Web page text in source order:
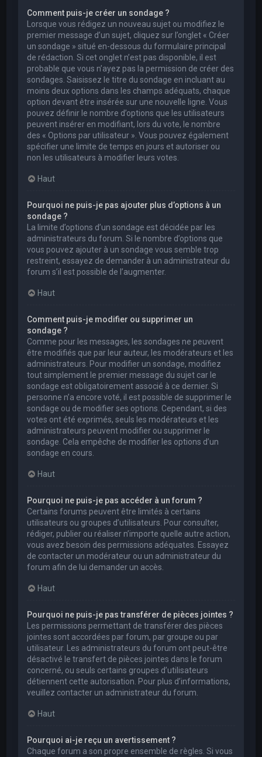
Comment puis-je créer un sondage ?
Lorsque vous rédigez un nouveau sujet ou modifiez le
premier message d’un sujet, cliquez sur l’onglet « Créer
un sondage » situé en-dessous du formulaire principal
de rédaction. Si cet onglet n’est pas disponible, il est
probable que vous n’ayez pas la permission de créer des
sondages. Saisissez le titre du sondage en incluant au
moins deux options dans les champs adéquats, chaque
option devant être insérée sur une nouvelle ligne. Vous
pouvez définir le nombre d’options que les utilisateurs
peuvent insérer en modifiant, lors du vote, le nombre
des « Options par utilisateur ». Vous pouvez également
spécifier une limite de temps en jours et autoriser ou
non les utilisateurs à modifier leurs votes.
Haut
Pourquoi ne puis-je pas ajouter plus d’options à un
sondage ?
La limite d’options d’un sondage est décidée par les
administrateurs du forum. Si le nombre d’options que
vous pouvez ajouter à un sondage vous semble trop
restreint, essayez de demander à un administrateur du
forum s’il est possible de l’augmenter.
Haut
Comment puis-je modifier ou supprimer un
sondage ?
Comme pour les messages, les sondages ne peuvent
être modifiés que par leur auteur, les modérateurs et les
administrateurs. Pour modifier un sondage, modifiez
tout simplement le premier message du sujet car le
sondage est obligatoirement associé à ce dernier. Si
personne n’a encore voté, il est possible de supprimer le
sondage ou de modifier ses options. Cependant, si des
votes ont été exprimés, seuls les modérateurs et les
administrateurs peuvent modifier ou supprimer le
sondage. Cela empêche de modifier les options d’un
sondage en cours.
Haut
Pourquoi ne puis-je pas accéder à un forum ?
Certains forums peuvent être limités à certains
utilisateurs ou groupes d’utilisateurs. Pour consulter,
rédiger, publier ou réaliser n’importe quelle autre action,
vous avez besoin des permissions adéquates. Essayez
de contacter un modérateur ou un administrateur du
forum afin de lui demander un accès.
Haut
Pourquoi ne puis-je pas transférer de pièces jointes ?
Les permissions permettant de transférer des pièces
jointes sont accordées par forum, par groupe ou par
utilisateur. Les administrateurs du forum ont peut-être
désactivé le transfert de pièces jointes dans le forum
concerné, ou seuls certains groupes d’utilisateurs
détiennent cette autorisation. Pour plus d’informations,
veuillez contacter un administrateur du forum.
Haut
Pourquoi ai-je reçu un avertissement ?
Chaque forum a son propre ensemble de règles. Si vous